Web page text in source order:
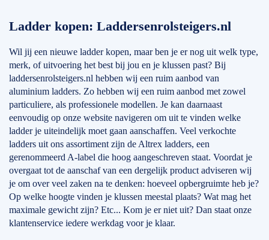
Ladder kopen: Laddersenrolsteigers.nl
Wil jij een nieuwe ladder kopen, maar ben je er nog uit welk type,
merk, of uitvoering het best bij jou en je klussen past? Bij
laddersenrolsteigers.nl hebben wij een ruim aanbod van
aluminium ladders. Zo hebben wij een ruim aanbod met zowel
particuliere, als professionele modellen. Je kan daarnaast
eenvoudig op onze website navigeren om uit te vinden welke
ladder je uiteindelijk moet gaan aanschaffen. Veel verkochte
ladders uit ons assortiment zijn de Altrex ladders, een
gerenommeerd A-label die hoog aangeschreven staat. Voordat je
overgaat tot de aanschaf van een dergelijk product adviseren wij
je om over veel zaken na te denken: hoeveel opbergruimte heb je?
Op welke hoogte vinden je klussen meestal plaats? Wat mag het
maximale gewicht zijn? Etc... Kom je er niet uit? Dan staat onze
klantenservice iedere werkdag voor je klaar.